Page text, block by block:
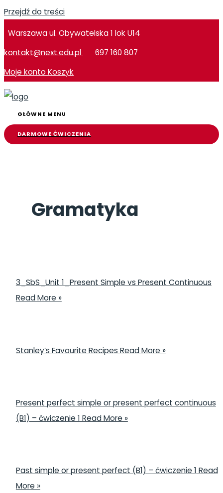
Przejdź do treści
Warszawa ul. Obywatelska 1 lok U14
kontakt@next.edu.pl
697 160 807
Moje konto Koszyk
GŁÓWNE MENU
DARMOWE ĆWICZENIA
Gramatyka
3_SbS_Unit 1_Present Simple vs Present Continuous
Read More »
Stanley’s Favourite Recipes Read More »
Present perfect simple or present perfect continuous
(B1) – ćwiczenie 1 Read More »
Past simple or present perfect (B1) – ćwiczenie 1 Read
More »